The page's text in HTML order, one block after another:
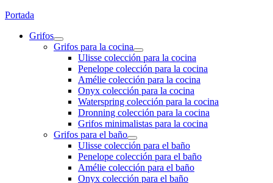
Portada
Grifos
Grifos para la cocina
Ulisse colección para la cocina
Penelope colección para la cocina
Amélie colección para la cocina
Onyx colección para la cocina
Waterspring colección para la cocina
Dronning colección para la cocina
Grifos minimalistas para la cocina
Grifos para el baño
Ulisse colección para el baño
Penelope colección para el baño
Amélie colección para el baño
Onyx colección para el baño